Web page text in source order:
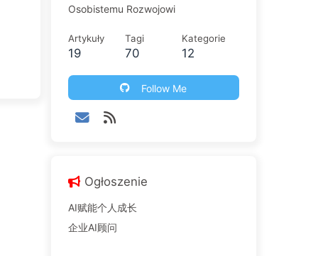
Osobistemu Rozwojowi
Artykuły
19
Tagi
70
Kategorie
12
Follow Me
Ogłoszenie
AI赋能个人成长
企业AI顾问